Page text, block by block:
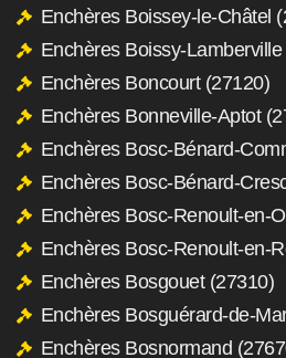
Enchères Boissey-le-Châtel
Enchères Boissy-
Enchères Boncourt (27120)
Enchères Bonneville-Aptot
Enchères Bosc-Bénard-
Enchères Bosc-Bénard-
Enchères Bosc-Renoult-en-
Enchères Bosc-Renoult-en-
Enchères Bosgouet (27310)
Enchères Bosguérard-de-
Enchères Bosnormand